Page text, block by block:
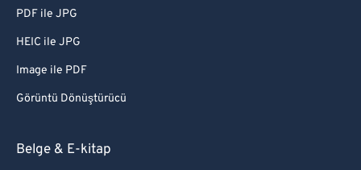
PDF ile JPG
HEIC ile JPG
Image ile PDF
Görüntü Dönüştürücü
Belge & E-kitap